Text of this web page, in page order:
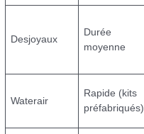
Desjoyaux
Durée
moyenne
Waterair
Rapide (kits
préfabriqués)